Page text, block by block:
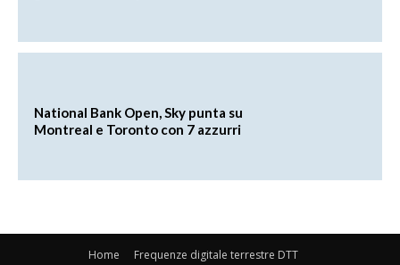
National Bank Open, Sky punta su
Montreal e Toronto con 7 azzurri
Home Frequenze digitale terrestre DTT